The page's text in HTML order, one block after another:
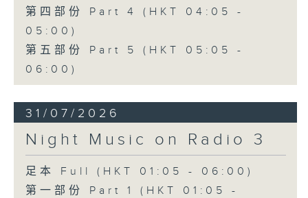
第四部份 Part 4 (HKT 04:05 -
05:00)
第五部份 Part 5 (HKT 05:05 -
06:00)
31/07/2026
Night Music on Radio 3
足本 Full (HKT 01:05 - 06:00)
第一部份 Part 1 (HKT 01:05 -